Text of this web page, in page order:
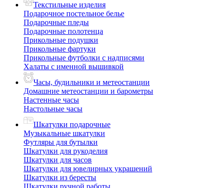
Текстильные изделия
Подарочное постельное белье
Подарочные пледы
Подарочные полотенца
Прикольные подушки
Прикольные фартуки
Прикольные футболки с надписями
Халаты с именной вышивкой
Часы, будильники и метеостанции
Домашние метеостанции и барометры
Настенные часы
Настольные часы
Шкатулки подарочные
Музыкальные шкатулки
Футляры для бутылки
Шкатулки для рукоделия
Шкатулки для часов
Шкатулки для ювелирных украшений
Шкатулки из бересты
Шкатулки ручной работы